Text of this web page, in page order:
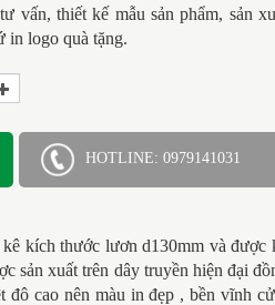
vấn, thiết kế mẫu sản phẩm, sản
in logo quà tặng.
HOTLINE: 0979141031
kích thước lươn d130mm và được
sản xuất trên dây truyền hiện đại
đô cao nên màu in đẹp , bền vĩnh